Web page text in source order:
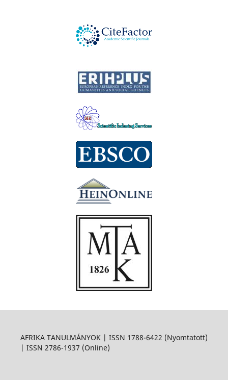
AFRIKA TANULMÁNYOK | ISSN 1788-6422 (Nyomtatott)
| ISSN 2786-1937 (Online)